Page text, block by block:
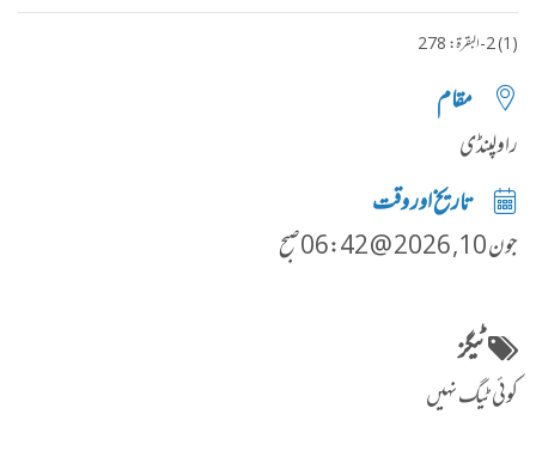
(1) 2-البقرۃ: 278
مقام
راولپنڈی
تاریخ اور وقت
جون 10, 2026 @ 06:42صبح
ٹیگز
کوئی ٹیگ نہیں